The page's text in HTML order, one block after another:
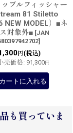
ップルフィッシャー
81 Stiletto
NEW MODEL）■ネ
対象外■ [JAN
]
円(税込)
売価格: 91,300円
カートに入れる
も買っていま